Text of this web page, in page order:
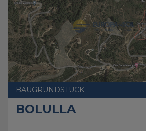
BAUGRUNDSTÜCK
BOLULLA